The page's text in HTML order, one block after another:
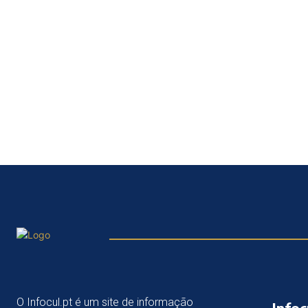
O Infocul.pt é um site de informação